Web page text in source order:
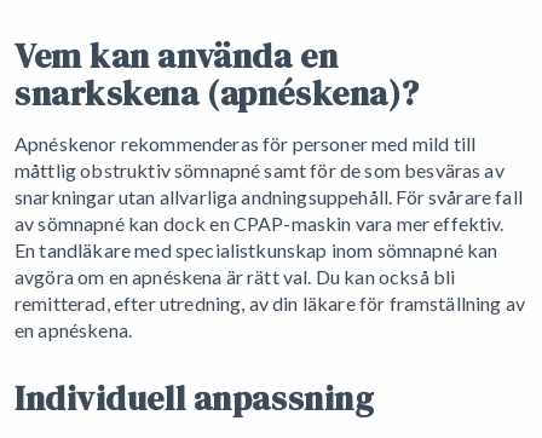
Vem kan använda en
snarkskena (apnéskena)?
Apnéskenor rekommenderas för personer med mild till
måttlig obstruktiv sömnapné samt för de som besväras av
snarkningar utan allvarliga andningsuppehåll. För svårare fall
av sömnapné kan dock en CPAP-maskin vara mer effektiv.
En tandläkare med specialistkunskap inom sömnapné kan
avgöra om en apnéskena är rätt val. Du kan också bli
remitterad, efter utredning, av din läkare för framställning av
en apnéskena.
Individuell anpassning